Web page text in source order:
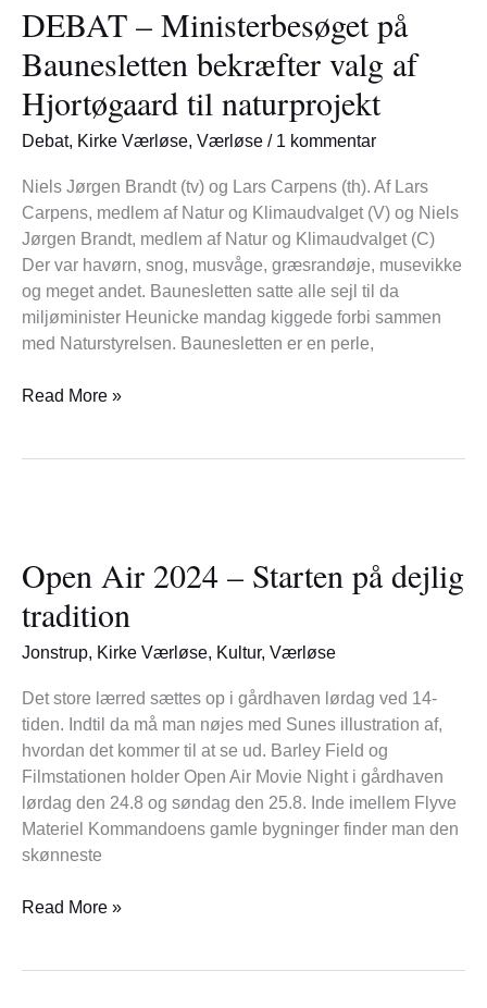
DEBAT – Ministerbesøget på
Baunesletten bekræfter valg af
Hjortøgaard til naturprojekt
Debat, Kirke Værløse, Værløse / 1 kommentar
Niels Jørgen Brandt (tv) og Lars Carpens (th). Af Lars
Carpens, medlem af Natur og Klimaudvalget (V) og Niels
Jørgen Brandt, medlem af Natur og Klimaudvalget (C)
Der var havørn, snog, musvåge, græsrandøje, musevikke
og meget andet. Baunesletten satte alle sejl til da
miljøminister Heunicke mandag kiggede forbi sammen
med Naturstyrelsen. Baunesletten er en perle,
Ministerbesøget
på
Baunesletten
bekræfter
valg
af
til
naturprojekt
Read More »
Open Air 2024 – Starten på dejlig
tradition
Jonstrup, Kirke Værløse, Kultur, Værløse
Det store lærred sættes op i gårdhaven lørdag ved 14-
tiden. Indtil da må man nøjes med Sunes illustration af,
hvordan det kommer til at se ud. Barley Field og
Filmstationen holder Open Air Movie Night i gårdhaven
lørdag den 24.8 og søndag den 25.8. Inde imellem Flyve
Materiel Kommandoens gamle bygninger finder man den
skønneste
2024
–
Starten
på
tradition
Read More »